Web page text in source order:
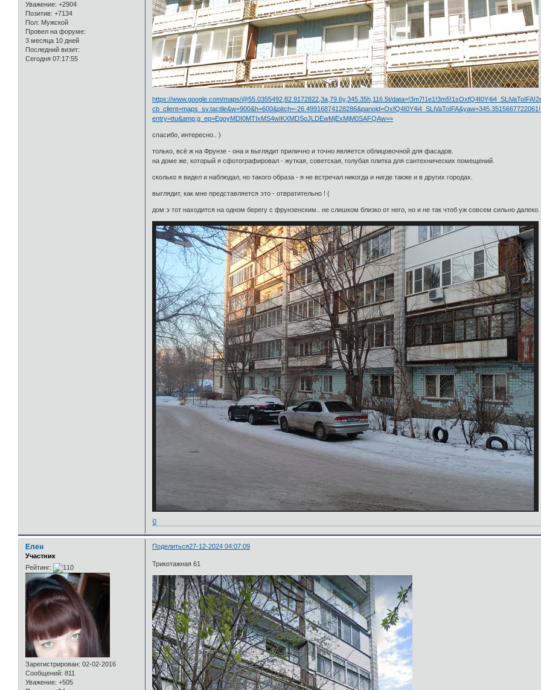
Уважение: +2904
Позитив: +7134
Пол: Мужской
Провел на форуме:
3 месяца 10 дней
Последний визит:
Сегодня 07:17:55
https://www.google.com/maps/@55.0355492,82.9172822,3a,79.6y,345.35h,116.5t/
cb_client=maps_sv.tactile&w=900&h=600&pitch=-
entry=ttu&amp;g_ep=EgoyMDI0MTIxMS4wIKXMDSoJLDEwMjExMjM0SAFQAw==
спасибо, интересно.. )
только, всё ж на Фрунзе - она и выглядит прилично и точно является облицовочной для фасадов.
на доме же, который я сфотографировал - жуткая, советская, голубая плитка для сантехнических помещений.
сколько я видел и наблюдал, но такого образа - я не встречал никогда и нигде также и в других городах.
выглядит, как мне представляется это - отвратительно ! (
дом э тот находится на одном берегу с фрунзенским.. не слишком близко от него, но и не так чтоб уж совсем сильно далеко.
0
Поделиться27-12-2024 04:07:09
Елен
Участник
Рейтинг:
Зарегистрирован: 02-02-2016
Сообщений: 811
Уважение: +505
Трикотажная 61